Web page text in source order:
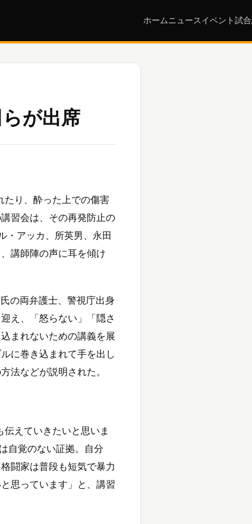
ホーム ニュースイベント試
が出席
たり、酔った上での傷害
習会は、その再発防止の
・アッカ、所英男、永田
講師陣の声に耳を傾け
の両弁護士、警視庁出身
え、「怒らない」「隠さ
まれないための講義を展
に巻き込まれて手を出し
法などが説明された。
えていきたいと思いま
自覚のない証拠。自分
闘家は普段も短気で暴力
思っています」と、講習